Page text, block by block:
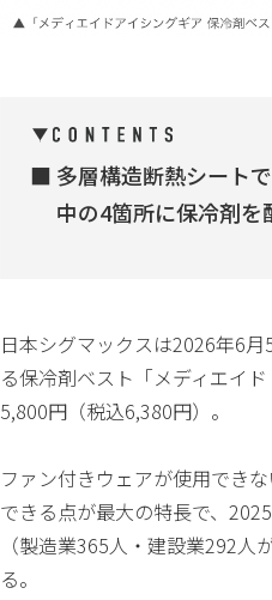
多層構造断熱シート
中の4箇所に保冷剤を
日本シグマックスは2026年6
る保冷剤ベスト「メディエイ
5,800円（税込6,380円）。
ファン付きウェアが使用でき
できる点が最大の特長で、
（製造業365人・建設業292
る。